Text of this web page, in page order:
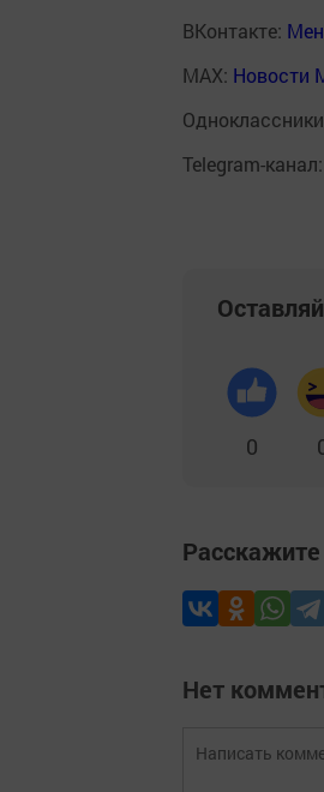
ВКонтакте:
MAX: Новости
Telegram-канал:
0
Нет